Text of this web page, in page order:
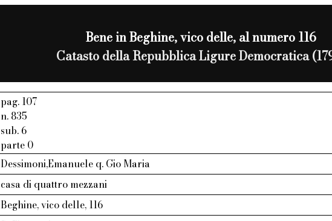
Bene in Beghine, vico delle, al numero 116
Catasto della Repubblica Ligure Democratica
pag. 107
n. 835
sub. 6
parte 0
Dessimoni,Emanuele q. Gio Maria
casa di quattro mezzani
Beghine, vico delle, 116